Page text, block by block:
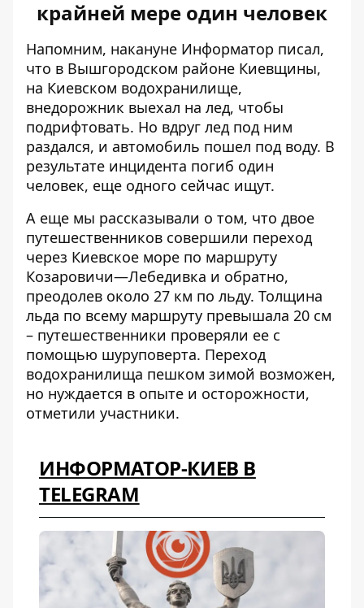
крайней мере один человек
Напомним, накануне Информатор писал,
что в Вышгородском районе Киевщины,
на Киевском водохранилище,
внедорожник выехал на лед, чтобы
подрифтовать. Но вдруг лед под ним
раздался, и автомобиль пошел под воду. В
результате инцидента погиб один
человек, еще одного сейчас ищут.
А еще мы рассказывали о том, что двое
путешественников совершили переход
через Киевское море по маршруту
Козаровичи—Лебедивка и обратно,
преодолев около 27 км по льду. Толщина
льда по всему маршруту превышала 20 см
– путешественники проверяли ее с
помощью шуруповерта. Переход
водохранилища пешком зимой возможен,
но нуждается в опыте и осторожности,
отметили участники.
ИНФОРМАТОР-КИЕВ В
TELEGRAM